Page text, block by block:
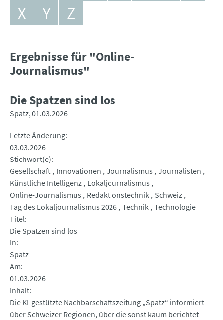
X
Y Z
Ergebnisse für "Online-
Journalismus"
Die Spatzen sind los
Spatz 01.03.2026
Letzte Änderung
03.03.2026
Stichwort(e)
Gesellschaft Innovationen Journalismus Journalisten
Künstliche Intelligenz Lokaljournalismus
Online-Journalismus
Redaktionstechnik Schweiz
Tag des Lokaljournalismus 2026 Technik Technologie
Titel
Die Spatzen sind los
In
Spatz
Am
01.03.2026
Inhalt
Die KI-gestützte Nachbarschaftszeitung „Spatz“ informiert
über Schweizer Regionen, über die sonst kaum berichtet